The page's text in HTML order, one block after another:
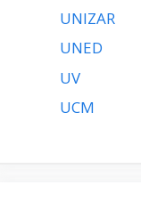
UNIZAR
UNED
UV
UCM